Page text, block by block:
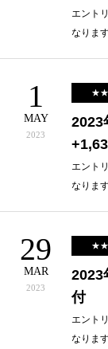
エント
なりま
1
MAY
2023
2023
エント
なりま
29
MAR
2023
2023
付
エント
なりま